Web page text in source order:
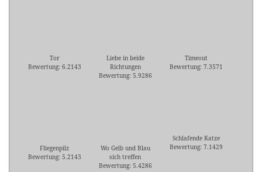
Tor
Bewertung: 6.2143
Liebe in beide
Richtungen
Bewertung: 5.9286
Timeout
Bewertung: 7.3571
Fliegenpilz
Bewertung: 5.2143
Wo Gelb und Blau
sich treffen
Bewertung: 5.4286
Schlafende Katze
Bewertung: 7.1429